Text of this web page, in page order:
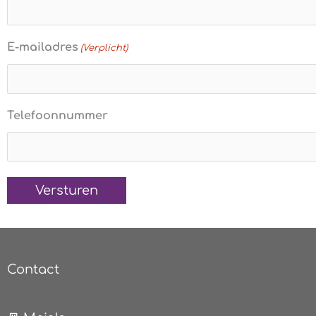
E-mailadres (Verplicht)
Telefoonnummer
Contact